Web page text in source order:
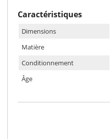
Caractéristiques
Dimensions
Matière
Conditionnement
Âge